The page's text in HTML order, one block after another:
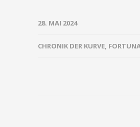
28. MAI 2024
CHRONIK DER KURVE,